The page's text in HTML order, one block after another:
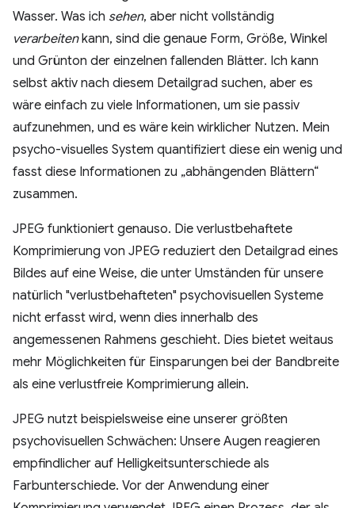
Wasser. Was ich sehen, aber nicht vollständig
verarbeitenkann, sind die genaue Form, Größe, Winkel
und Grünton der einzelnen fallenden Blätter. Ich kann
selbst aktiv nach diesem Detailgrad suchen, aber es
wäre einfach zu viele Informationen, um sie passiv
aufzunehmen, und es wäre kein wirklicher Nutzen. Mein
psycho-visuelles System quantifiziert diese ein wenig und
fasst diese Informationen zu „abhängenden Blättern“
zusammen.
JPEG funktioniert genauso. Die verlustbehaftete
Komprimierung von JPEG reduziert den Detailgrad eines
Bildes auf eine Weise, die unter Umständen für unsere
natürlich "verlustbehafteten" psychovisuellen Systeme
nicht erfasst wird, wenn dies innerhalb des
angemessenen Rahmens geschieht. Dies bietet weitaus
mehr Möglichkeiten für Einsparungen bei der Bandbreite
als eine verlustfreie Komprimierung allein.
JPEG nutzt beispielsweise eine unserer größten
psychovisuellen Schwächen: Unsere Augen reagieren
empfindlicher auf Helligkeitsunterschiede als
Farbunterschiede. Vor der Anwendung einer